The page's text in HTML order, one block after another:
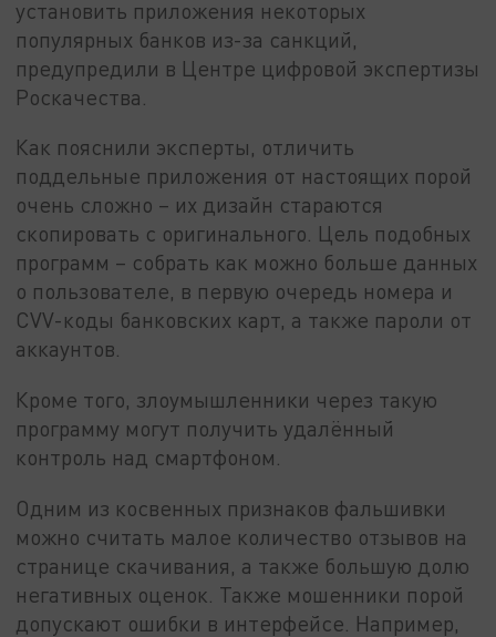
установить приложения некоторых
популярных банков из-за санкций,
предупредили в Центре цифровой экспертизы
Роскачества.
Как пояснили эксперты, отличить
поддельные приложения от настоящих порой
очень сложно – их дизайн стараются
скопировать с оригинального. Цель подобных
программ – собрать как можно больше данных
о пользователе, в первую очередь номера и
CVV-коды банковских карт, а также пароли от
аккаунтов.
Кроме того, злоумышленники через такую
программу могут получить удалённый
контроль над смартфоном.
Одним из косвенных признаков фальшивки
можно считать малое количество отзывов на
странице скачивания, а также большую долю
негативных оценок. Также мошенники порой
допускают ошибки в интерфейсе. Например,